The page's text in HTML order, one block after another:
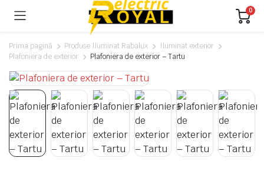
0
Prima pagină Produse Iluminat Rabalux
Iluminat exterior
Plafoniera de exterior
Plafoniera de exterior – Tartu